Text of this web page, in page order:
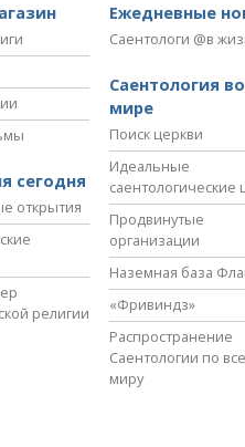
сегодня
открытия
религии
Ежедневные
Саентологи @в
Саентология
мире
Поиск церкви
Идеальные
саентологические
Продвинутые
организации
Наземная база
«Фривиндз»
Распространение
Саентологии по
миру